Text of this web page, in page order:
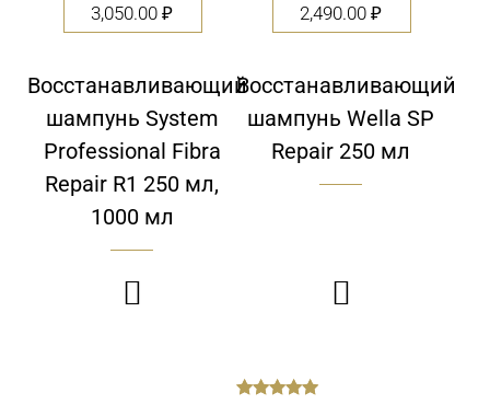
3,050.00₽
Восстанавливающий
шампунь System
Professional Fibra
Repair R1 250 мл,
1000 мл

2,490.00₽
Восстанавливающий
шампунь Wella SP
Repair 250 мл
